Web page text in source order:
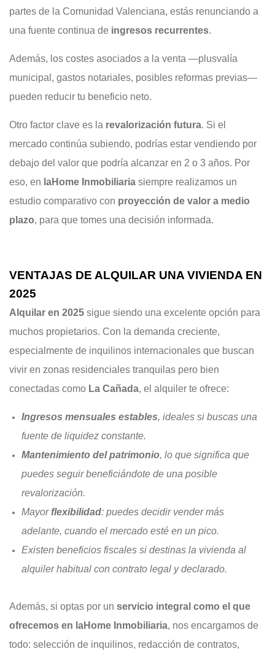
partes de la Comunidad Valenciana, estás renunciando a
una fuente continua de ingresos recurrentes.
Además, los costes asociados a la venta —plusvalía
municipal, gastos notariales, posibles reformas previas—
pueden reducir tu beneficio neto.
Otro factor clave es la revalorización futura. Si el
mercado continúa subiendo, podrías estar vendiendo por
debajo del valor que podría alcanzar en 2 o 3 años. Por
eso, en laHome Inmobiliaria siempre realizamos un
estudio comparativo con proyección de valor a medio
plazo, para que tomes una decisión informada.
VENTAJAS DE ALQUILAR UNA VIVIENDA EN
2025
Alquilar en 2025 sigue siendo una excelente opción para
muchos propietarios. Con la demanda creciente,
especialmente de inquilinos internacionales que buscan
vivir en zonas residenciales tranquilas pero bien
conectadas como La Cañada, el alquiler te ofrece:
Ingresos mensuales estables, ideales si buscas una
fuente de liquidez constante.
Mantenimiento del patrimonio, lo que significa que
puedes seguir beneficiándote de una posible
revalorización.
Mayor flexibilidad: puedes decidir vender más
adelante, cuando el mercado esté en un pico.
Existen beneficios fiscales si destinas la vivienda al
alquiler habitual con contrato legal y declarado.
Además, si optas por un servicio integral como el que
ofrecemos en laHome Inmobiliaria, nos encargamos de
todo: selección de inquilinos, redacción de contratos,